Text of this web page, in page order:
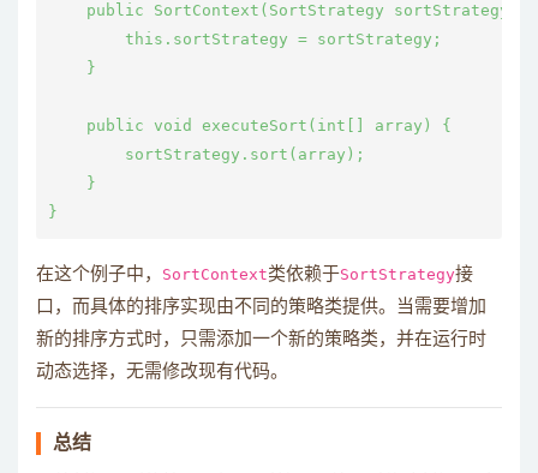
    public SortContext(SortStrategy sortStrategy) {
        this.sortStrategy = sortStrategy;
    }
    public void executeSort(int[] array) {
        sortStrategy.sort(array);
    }
在这个例子中， SortContext类依赖于SortStrategy接
口，而具体的排序实现由不同的策略类提供。当需要增加
新的排序方式时，只需添加一个新的策略类，并在运行时
动态选择，无需修改现有代码。
总结